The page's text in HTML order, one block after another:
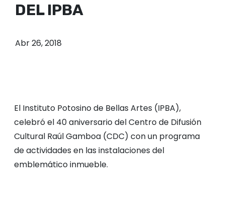
DEL IPBA
Abr 26, 2018
El Instituto Potosino de Bellas Artes (IPBA),
celebró el 40 aniversario del Centro de Difusión
Cultural Raúl Gamboa (CDC) con un programa
de actividades en las instalaciones del
emblemático inmueble.